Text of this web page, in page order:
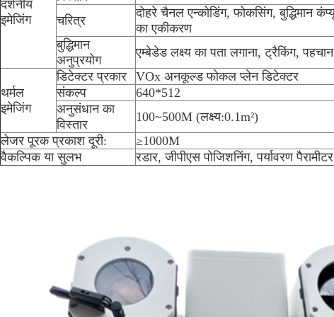
दर्शनीय
इमेजिंग
चरित्र
दोहरे चैनल एन्कोडिंग, फोकसिंग, बुद्धिमान
का एकीकरण
बुद्धिमान
अनुप्रयोग
एम्बेडेड लक्ष्य का पता लगाना, ट्रैकिंग, पहचान
थर्मल
इमेजिंग
डिटेक्टर प्रकार
VOx अनकूल्ड फोकल प्लेन डिटेक्टर
संकल्प
640*512
अनुसंधान का
विस्तार
100~500M (लक्ष्य:0.1m²)
लेजर पूरक प्रकाश दूरी:
≥1000M
वैकल्पिक या सुलभ
रडार, जीपीएस पोजिशनिंग, पर्यावरण